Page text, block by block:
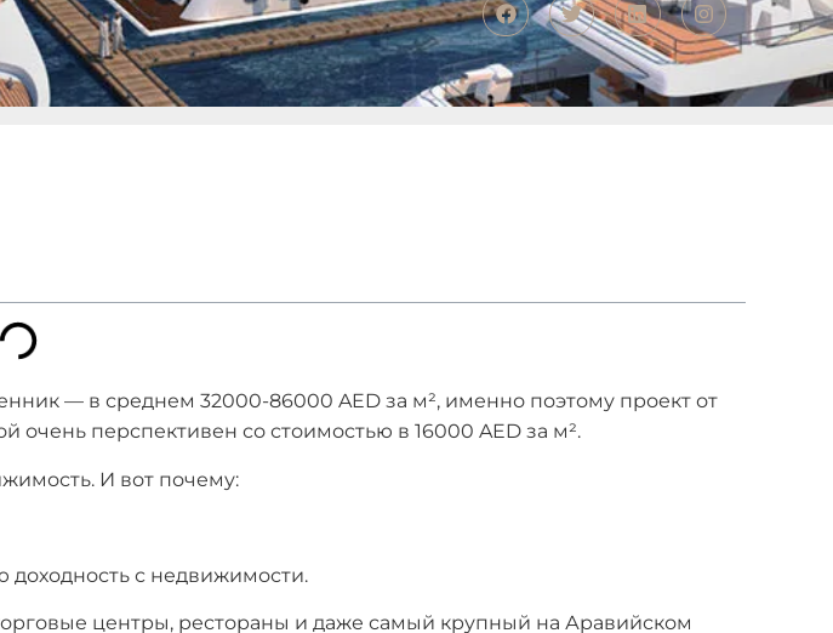
— в среднем 32000-86000 AED за м², именно поэтому проект от
очень перспективен со стоимостью в 16000 AED за м².
И вот почему:
доходность с недвижимости.
центры, рестораны и даже самый крупный на Аравийском